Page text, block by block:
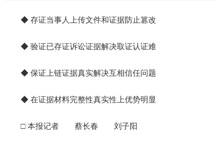
◆ 存证当事人上传文件和证据防止篡改
◆ 验证已存证诉讼证据解决取证认证难
◆ 保证上链证据真实解决互相信任问题
◆ 在证据材料完整性真实性上优势明显
□ 本报记者 蔡长春 刘子阳